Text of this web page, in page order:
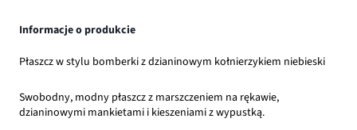
Informacje o produkcie
Płaszcz w stylu bomberki z dzianinowym kołnierzykiem niebieski
Swobodny, modny płaszcz z marszczeniem na rękawie,
dzianinowymi mankietami i kieszeniami z wypustką.